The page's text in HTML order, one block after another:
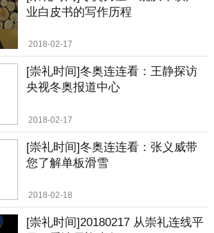
业白皮书的写作历程
2018-02-17
[崇礼时间]冬奥连连看：王静探访
央视冬奥报道中心
2018-02-17
[崇礼时间]冬奥连连看：张义威带
您了解单板滑雪
2018-02-18
[崇礼时间]20180217 从崇礼连线平